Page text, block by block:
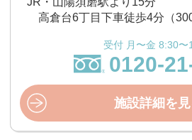
高倉台6丁目下車徒歩4分（
受付 月〜金 8:30〜
0120-
施設詳細を